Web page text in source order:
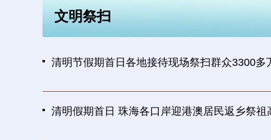
文明祭扫
清明节假期首日各地接待现场祭扫群众3300多
清明假期首日 珠海各口岸迎港澳居民返乡祭祖